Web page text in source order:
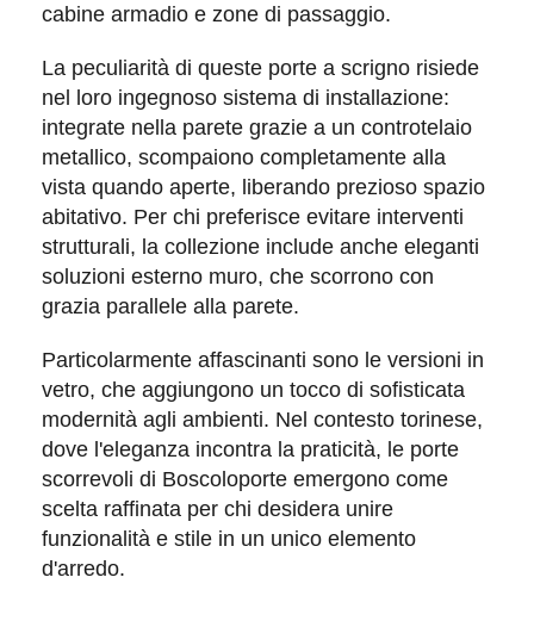
cabine armadio e zone di passaggio.
La peculiarità di queste porte a scrigno risiede
nel loro ingegnoso sistema di installazione:
integrate nella parete grazie a un controtelaio
metallico, scompaiono completamente alla
vista quando aperte, liberando prezioso spazio
abitativo. Per chi preferisce evitare interventi
strutturali, la collezione include anche eleganti
soluzioni esterno muro, che scorrono con
grazia parallele alla parete.
Particolarmente affascinanti sono le versioni in
vetro, che aggiungono un tocco di sofisticata
modernità agli ambienti. Nel contesto torinese,
dove l'eleganza incontra la praticità, le porte
scorrevoli di Boscoloporte emergono come
scelta raffinata per chi desidera unire
funzionalità e stile in un unico elemento
d'arredo.